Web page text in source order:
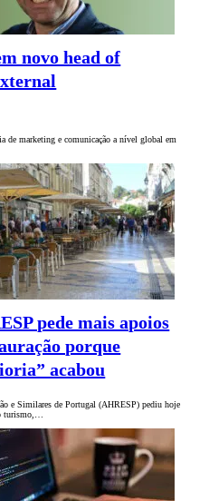
novo head of
de marketing e comunicação a nível global em
pede mais apoios
porque
acabou
e Similares de Portugal (AHRESP) pediu hoje
turismo,…